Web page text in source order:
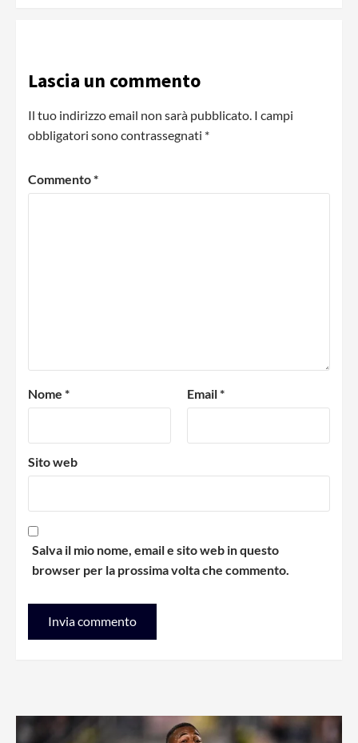
Lascia un commento
Il tuo indirizzo email non sarà pubblicato. I campi
obbligatori sono contrassegnati *
Commento*
Nome * Email*
Sito web
Salva il mio nome, email e sito web in questo
browser per la prossima volta che commento.